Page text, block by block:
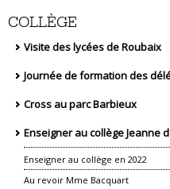
COLLÈGE
Visite des lycées de Roubaix
Journée de formation des
Cross au parc Barbieux
Enseigner au collège Jeanne
Enseigner au collège en 2022
Au revoir Mme Bacquart